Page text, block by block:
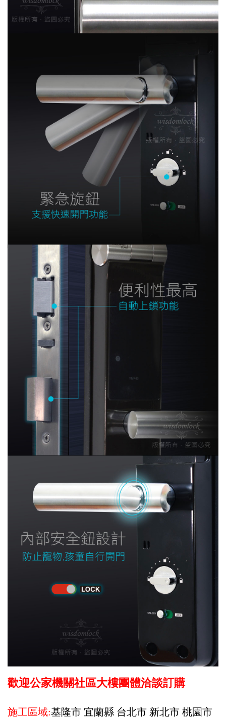
歡迎公家機關社區大樓團體洽談訂購
施工區域:基隆市 宜蘭縣 台北市 新北市 桃園市